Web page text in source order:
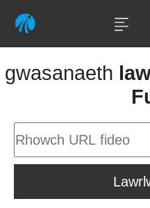
gwasanaeth